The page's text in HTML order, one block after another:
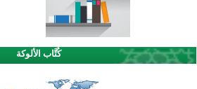
كُتَّاب الألوكة
القرآن والتربية في صدارة البرامج الصيفية للمسلمين في
اختتام الدورة التاسعة لمسابقة حفظ وتلاوة